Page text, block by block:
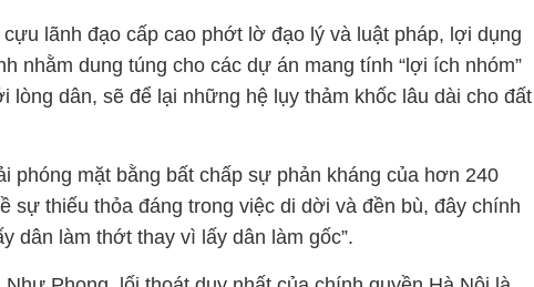
lãnh đạo cấp cao phớt lờ đạo lý và luật pháp, lợi dụng
nhằm dung túng cho các dự án mang tính “lợi ích nhóm”
lòng dân, sẽ để lại những hệ lụy thảm khốc lâu dài cho đất
phóng mặt bằng bất chấp sự phản kháng của hơn 240
sự thiếu thỏa đáng trong việc di dời và đền bù, đây chính
dân làm thớt thay vì lấy dân làm gốc”.